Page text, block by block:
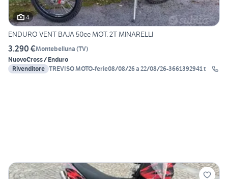
4
ENDURO VENT BAJA 50cc MOT. 2T MINARELLI
3.290 €Montebelluna (TV)
NuovoCross / Enduro
Rivenditore TREVISO MOTO-ferie08/08/26 a 22/08/26-3661392941 t